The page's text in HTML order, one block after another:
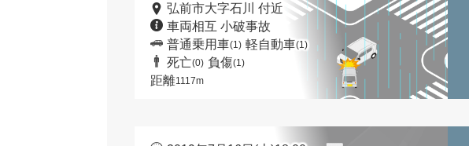
弘前市大字石川 付近
車両相互 小破事故
普通乗用車(1) 軽自動車(1)
死亡(0) 負傷(1)
距離1117m